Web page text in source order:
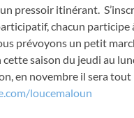
pressoir itinérant.
chacun participe
prévoyons un petit
saison du jeudi au
en novembre il sera tout
loucemaloun